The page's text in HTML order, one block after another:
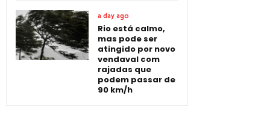
a day ago
Rio está calmo,
mas pode ser
atingido por novo
vendaval com
rajadas que
podem passar de
90 km/h